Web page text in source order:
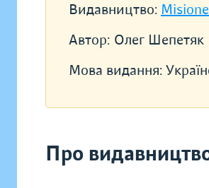
Видавництво:
Автор: Олег Шепетяк
Мова видання:
Про